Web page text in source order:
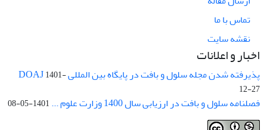
تماس با ما
نقشه سایت
اخبار و اعلانات
پذیرفته شدن مجله سلول و بافت در پایگاه بین المللی DOAJ1401-
12-27
فصلنامه سلول و بافت در ارزیابی سال 1400 وزارت علوم ... 1401-05-08